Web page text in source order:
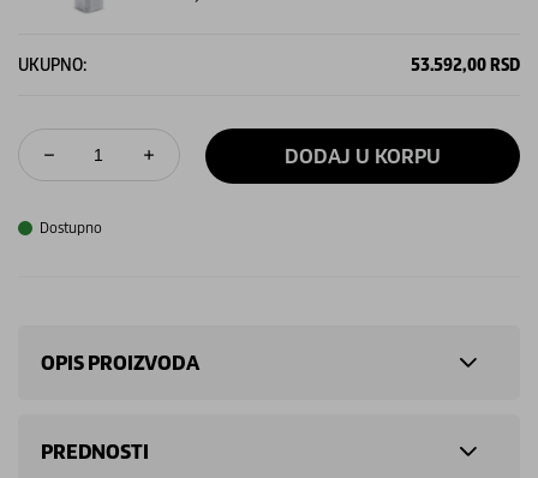
UKUPNO: 53.592,00RSD
DODAJ U KORPU
Dostupno
OPIS PROIZVODA
PREDNOSTI